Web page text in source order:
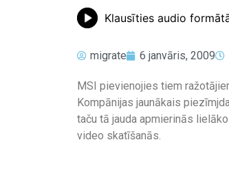
Klausīties audio
migrate 6 janvāris, 2009
MSI pievienojies tiem
Kompānijas jaunākais
taču tā jauda apmierinās
video skatīšanās.